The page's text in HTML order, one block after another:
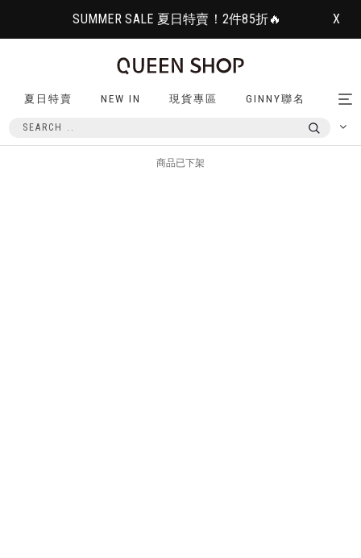
SUMMER SALE 夏日特賣！2件85折🔥 X
夏日特賣 NEW IN 現貨專區 GINNY聯名
商品已下架